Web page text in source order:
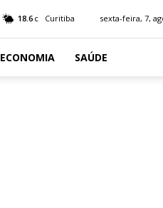
18.6 C Curitiba sexta-feira, 7,
ECONOMIA SAÚDE